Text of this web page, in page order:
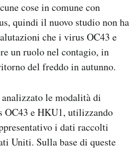
cose in comune con
quindi il nuovo studio non ha
che i virus OC43 e
un ruolo nel contagio, in
del freddo in autunno.
le modalità di
OC43 e HKU1, utilizzando
i dati raccolti
Uniti. Sulla base di queste